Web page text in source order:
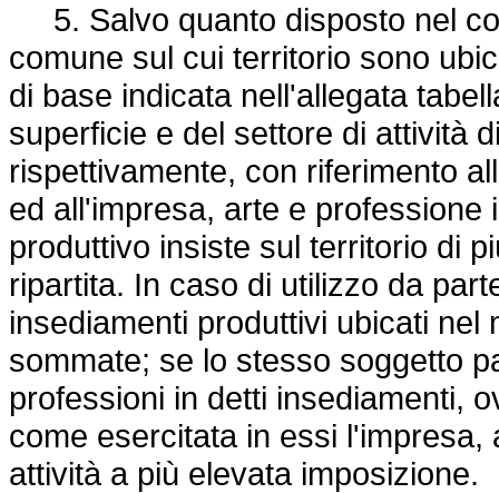
5. Salvo quanto disposto nel
comune sul cui territorio sono
di base indicata nell'allegata
superficie e del settore di attività
rispettivamente, con riferimento
ed all'impresa, arte e
produttivo insiste sul territorio di
ripartita. In caso di utilizzo da
insediamenti produttivi ubicati
sommate; se lo stesso soggetto
professioni in detti insediamenti,
come esercitata in essi
attività a più elevata imposizione.